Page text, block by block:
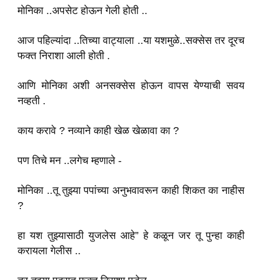
मोनिका ..अपसेट होऊन गेली होती ..
आज पहिल्यांदा ..तिच्या वाट्याला ..या यशमुळे..सक्सेस तर दूरच
फक्त निराशा आली होती .
आणि मोनिका अशी अनसक्सेस होऊन वापस येण्याची सवय
नव्हती .
काय करावे ? नव्याने काही खेळ खेळावा का ?
पण तिचे मन ..लगेच म्हणाले -
मोनिका ..तू तुझ्या पपांच्या अनुभवावरून काही शिकत का नाहीस
?
हा यश तुझ्यासाठी युजलेस आहे” हे कळून जर तू पुन्हा काही
करायला गेलीस ..